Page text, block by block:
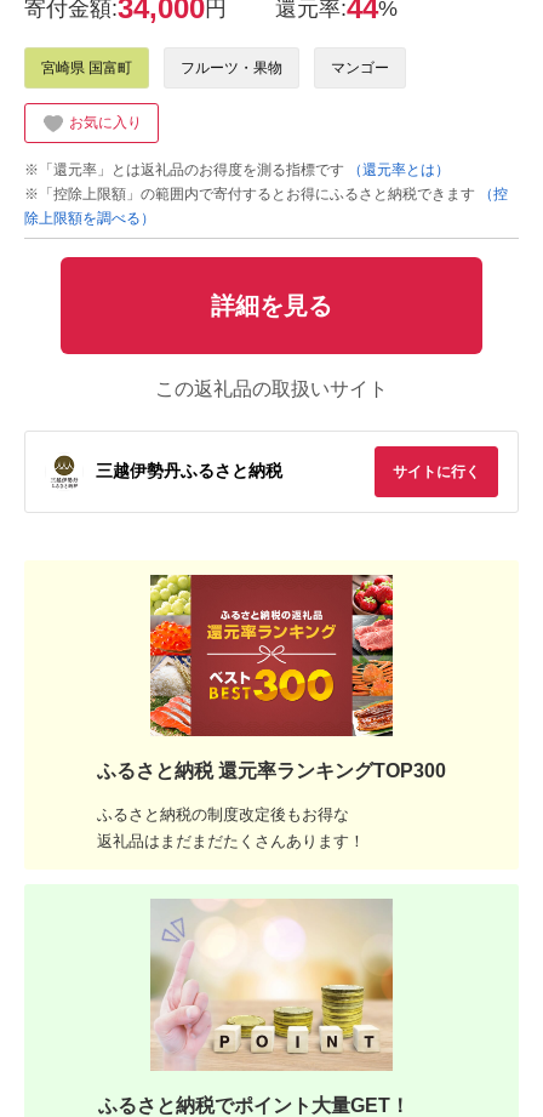
寄付金額:34,000円 還元率:44%
宮崎県 国富町 フルーツ・果物 マンゴー
お気に入り
※「還元率」とは返礼品のお得度を測る指標です
（還元率とは）
※「控除上限額」の範囲内で寄付するとお得にふるさと納税できます
（控
除上限額を調べる）
詳細を見る
この返礼品の取扱いサイト
三越伊勢丹ふるさと納税 サイトに行く
ふるさと納税 還元率ランキングTOP300
ふるさと納税の制度改定後もお得な
返礼品はまだまだたくさんあります！
ふるさと納税でポイント大量GET！